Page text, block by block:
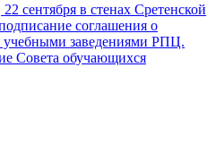
22 сентября в стенах Сретенской
соглашения о
учебными заведениями РПЦ.
Совета обучающихся